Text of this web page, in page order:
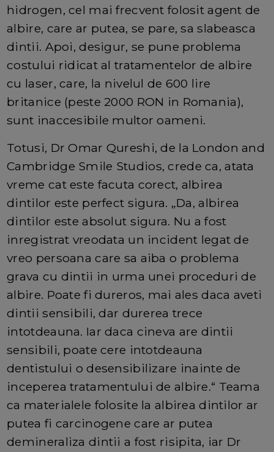
hidrogen, cel mai frecvent folosit agent de
albire, care ar putea, se pare, sa slabeasca
dintii. Apoi, desigur, se pune problema
costului ridicat al tratamentelor de albire
cu laser, care, la nivelul de 600 lire
britanice (peste 2000 RON in Romania),
sunt inaccesibile multor oameni.
Totusi, Dr Omar Qureshi, de la London and
Cambridge Smile Studios, crede ca, atata
vreme cat este facuta corect, albirea
dintilor este perfect sigura. „Da, albirea
dintilor este absolut sigura. Nu a fost
inregistrat vreodata un incident legat de
vreo persoana care sa aiba o problema
grava cu dintii in urma unei proceduri de
albire. Poate fi dureros, mai ales daca aveti
dintii sensibili, dar durerea trece
intotdeauna. Iar daca cineva are dintii
sensibili, poate cere intotdeauna
dentistului o desensibilizare inainte de
inceperea tratamentului de albire.“ Teama
ca materialele folosite la albirea dintilor ar
putea fi carcinogene care ar putea
demineraliza dintii a fost risipita, iar Dr